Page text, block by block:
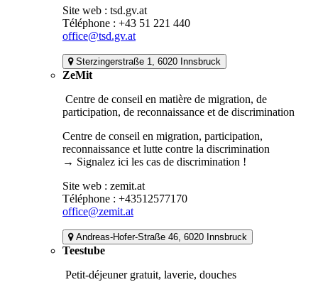
Site web : tsd.gv.at
Téléphone : +43 51 221 440
office@tsd.gv.at
Sterzingerstraße 1, 6020 Innsbruck
ZeMit
Centre de conseil en matière de migration, de
participation, de reconnaissance et de discrimination
Centre de conseil en migration, participation,
reconnaissance et lutte contre la discrimination
→ Signalez ici les cas de discrimination !
Site web : zemit.at
Téléphone : +43512577170
office@zemit.at
Andreas-Hofer-Straße 46, 6020 Innsbruck
Teestube
Petit-déjeuner gratuit, laverie, douches